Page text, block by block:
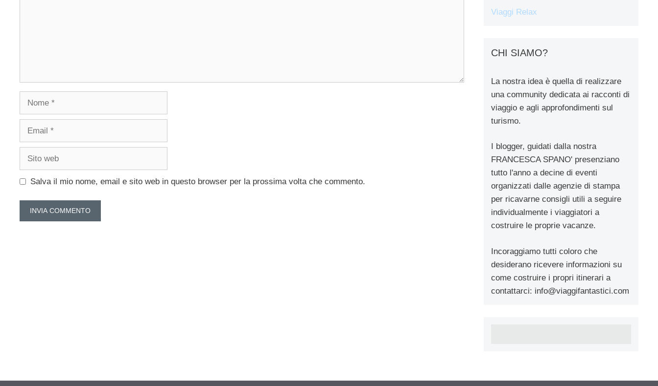
Nome
Email
Sito
Salva il mio nome, email e sito web in questo browser per la prossima volta che commento.
Viaggi Relax
CHI SIAMO?
La nostra idea è quella di realizzare
una community dedicata ai racconti di
viaggio e agli approfondimenti sul
turismo.
I blogger, guidati dalla nostra
FRANCESCA SPANO' presenziano
tutto l'anno a decine di eventi
organizzati dalle agenzie di stampa
per ricavarne consigli utili a seguire
individualmente i viaggiatori a
costruire le proprie vacanze.
Incoraggiamo tutti coloro che
desiderano ricevere informazioni su
come costruire i propri itinerari a
contattarci: info@viaggifantastici.com